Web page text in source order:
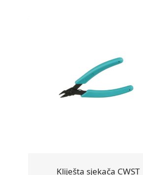
Kliješta sjekača CWST